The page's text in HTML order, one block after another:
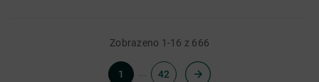
Zobrazeno 1-16 z 666
1 42